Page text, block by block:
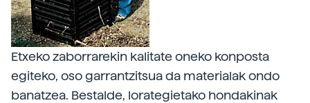
Etxeko zaborrarekin kalitate oneko konposta
egiteko, oso garrantzitsua da materialak ondo
banatzea. Bestalde, lorategietako hondakinak